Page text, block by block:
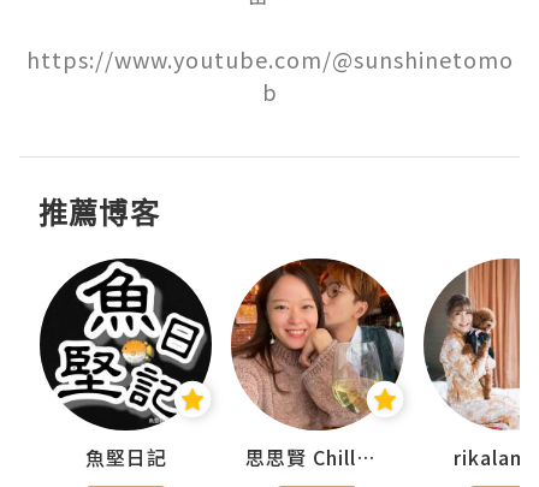
https://www.youtube.com/@sunshinetomo
b
推薦博客
魚堅日記 思思賢 ChillMyBabe